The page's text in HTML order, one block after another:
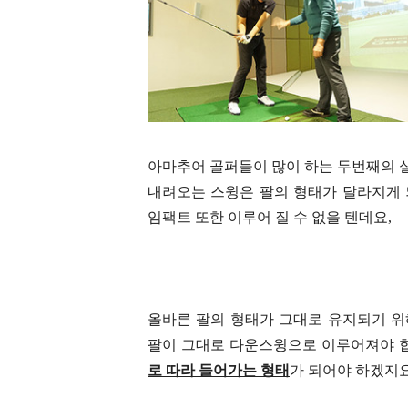
아마추어 골퍼들이 많이 하는 두번째의
내려오는 스윙은 팔의 형태가 달라지
임팩트 또한 이루어 질 수 없을 텐데요,
올바른 팔의 형태가 그대로 유지되기
팔이 그대로 다운스윙으로 이루어져야
로 따라 들어가는 형태 가 되어야 하겠지